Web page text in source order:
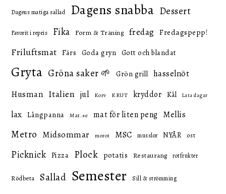
Dagens matiga sallad Dagens snabba Dessert
Favorit i repris Fika Form & Träning fredag Fredagspepp!
Friluftsmat Färs Goda gryn Gott och blandat
Gryta Gröna saker 🌱 Grön grill hasselnöt
Husman Italien jul Korv KRUT kryddor Kål Lata dagar
lax Långpanna Mat.se mat för liten peng Mellis
Metro Midsommar morot MSC musslor NYÅR ost
Picknick Pizza Plock potatis Restaurang rotfrukter
Rödbeta Sallad Semester Sill & strömming